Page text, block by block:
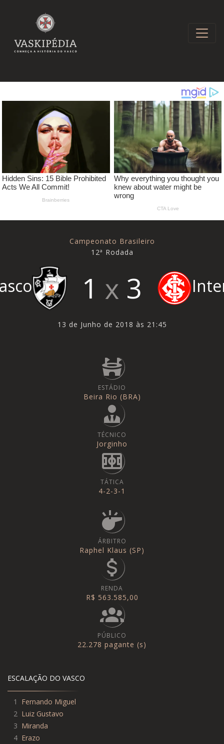
Campeonato Brasileiro
12ª Rodada
1 3
13 de Junho de 2018 às 21:45
ESTÁDIO
Beira Rio (BRA)
TÉCNICO
Jorginho
TÁTICA
4-2-3-1
ÁRBITRO
Raphel Klaus (SP)
RENDA
R$ 563.585,00
PÚBLICO
22.278 pagante (s)
ESCALAÇÃO DO VASCO
1
Fernando Miguel
2 Luiz Gustavo
3 Miranda
4 Erazo